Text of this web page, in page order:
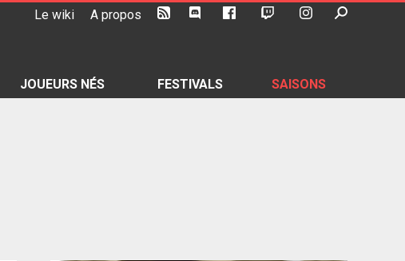
Le wiki A propos
JOUEURS NÉS FESTIVALS SAISONS